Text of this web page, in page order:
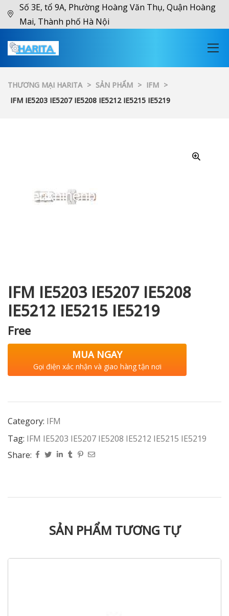
Số 3E, tổ 9A, Phường Hoàng Văn Thụ, Quận Hoàng
Mai, Thành phố Hà Nội
THƯƠNG MẠI HARITA > SẢN PHẨM > IFM >
IFM IE5203 IE5207 IE5208 IE5212 IE5215 IE5219
IFM IE5203 IE5207 IE5208
IE5212 IE5215 IE5219
Free
MUA NGAY
Gọi điện xác nhận và giao hàng tận nơi
Category: IFM
Tag: IFM IE5203 IE5207 IE5208 IE5212 IE5215 IE5219
Share:
SẢN PHẨM TƯƠNG TỰ